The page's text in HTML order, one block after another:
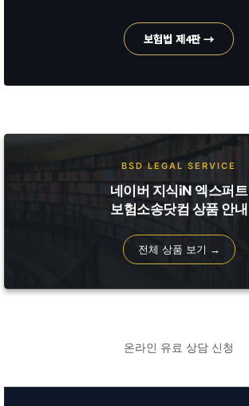
보험법 제4판 →
BSD LEGAL SERVICE
네이버 지식iN 엑스퍼트
보험소송닷컴 상품 안내
전체 상품 보기 →
온라인 유료 상담 신청